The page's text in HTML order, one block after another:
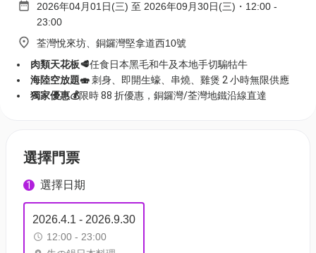
2026年04月01日(三) 至 2026年09月30日(三) ・ 12:00 -
23:00
荃灣悅來坊、銅鑼灣堅拿道西10號
肉類天花板🥩任食日本黑毛和牛及本地手切騸牯牛
海陸空放題🍣刺身、即開生蠔、串燒、雞煲 2 小時無限供應
獨家優惠💰限時 88 折優惠，銅鑼灣/荃灣地鐵沿線直達
選擇門票
1 選擇日期
2026.4.1 - 2026.9.30
12:00 - 23:00